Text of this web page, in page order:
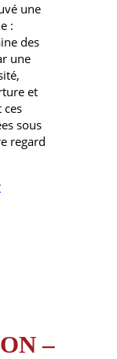
une
:
des
une
et
ces
sous
regard
–